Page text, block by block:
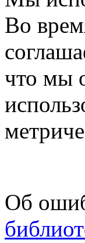
Во
что мы
Об